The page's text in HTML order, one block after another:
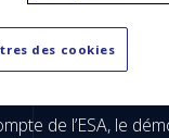
a réussi sa
de l’ESA, le
des cookies